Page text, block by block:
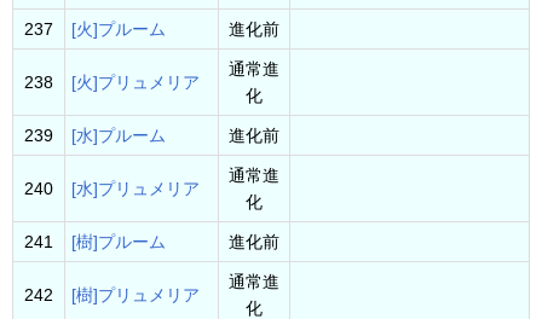
237 [火]プルーム 進化前
238 [火]プリュメリア
通常進
化
239 [水]プルーム 進化前
240 [水]プリュメリア
通常進
化
241 [樹]プルーム 進化前
242 [樹]プリュメリア
通常進
化